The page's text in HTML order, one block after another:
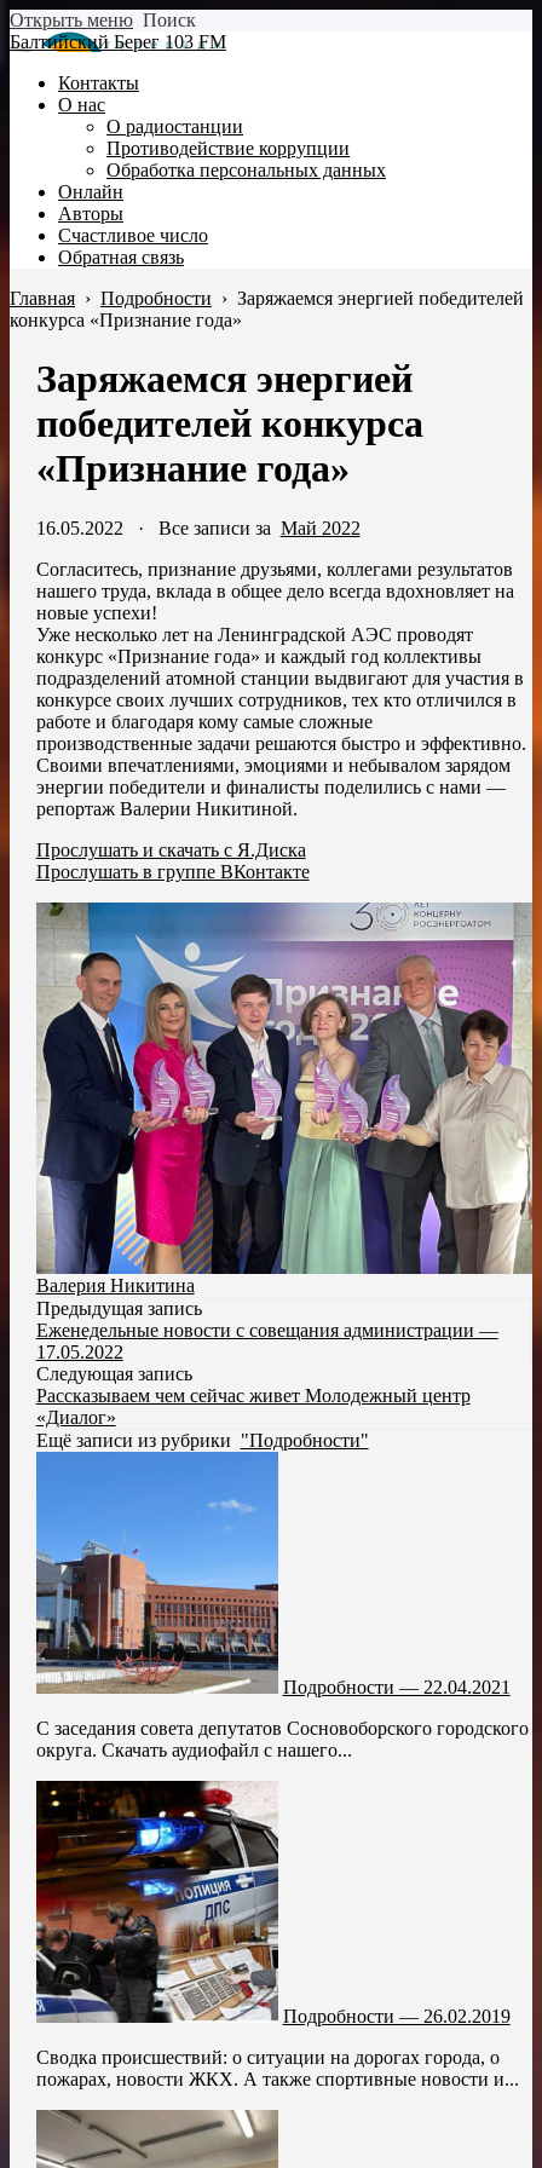
Открыть меню Поиск
Балтийский Берег 103 FM
Контакты
О нас
О радиостанции
Противодействие коррупции
Обработка персональных данных
Онлайн
Авторы
Счастливое число
Обратная связь
Главная › Подробности › Заряжаемся энергией победителей
конкурса «Признание года»
Заряжаемся энергией
победителей конкурса
«Признание года»
16.05.2022 · Все записи за Май 2022
Согласитесь, признание друзьями, коллегами результатов
нашего труда, вклада в общее дело всегда вдохновляет на
новые успехи!
Уже несколько лет на Ленинградской АЭС проводят
конкурс «Признание года» и каждый год коллективы
подразделений атомной станции выдвигают для участия в
конкурсе своих лучших сотрудников, тех кто отличился в
работе и благодаря кому самые сложные
производственные задачи решаются быстро и эффективно.
Своими впечатлениями, эмоциями и небывалом зарядом
энергии победители и финалисты поделились с нами —
репортаж Валерии Никитиной.
Прослушать и скачать с Я.Диска
Прослушать в группе ВКонтакте
Валерия Никитина
Предыдущая запись
Еженедельные новости с совещания администрации —
17.05.2022
Следующая запись
Рассказываем чем сейчас живет Молодежный центр
«Диалог»
Ещё записи из рубрики "Подробности"
Подробности — 22.04.2021
С заседания совета депутатов Сосновоборского городского
округа. Скачать аудиофайл с нашего...
Подробности — 26.02.2019
Сводка происшествий: о ситуации на дорогах города, о
пожарах, новости ЖКХ. А также спортивные новости и...